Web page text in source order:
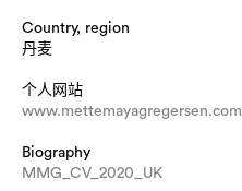
Country, region
丹麦
个人网站
www.mettemayagregersen.com
Biography
MMG_CV_2020_UK